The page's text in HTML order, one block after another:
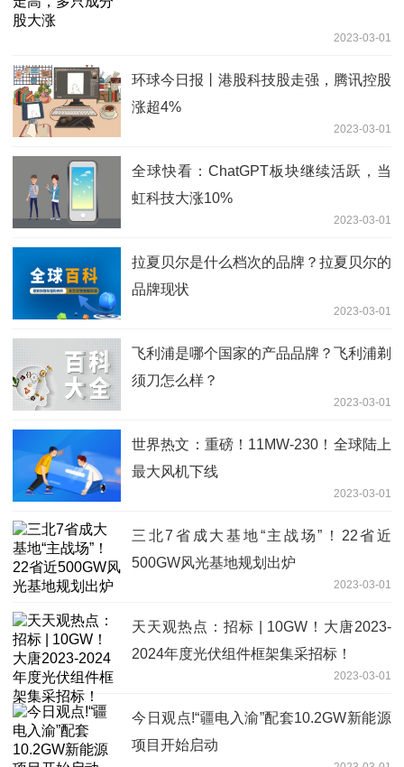
2023-03-01
环球今日报丨港股科技股走强，腾讯控股
涨超4%
2023-03-01
全球快看：ChatGPT板块继续活跃，当
虹科技大涨10%
2023-03-01
拉夏贝尔是什么档次的品牌？拉夏贝尔的
品牌现状
2023-03-01
飞利浦是哪个国家的产品品牌？飞利浦剃
须刀怎么样？
2023-03-01
世界热文：重磅！11MW-230！全球陆上
最大风机下线
2023-03-01
三北7省成大基地“主战场”！22省近
500GW风光基地规划出炉
2023-03-01
天天观热点：招标 | 10GW！大唐2023-
2024年度光伏组件框架集采招标！
2023-03-01
今日观点!“疆电入渝”配套10.2GW新能源
项目开始启动